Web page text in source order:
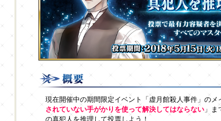
現在開催中の期間限定イベント「虚月館殺人事件」のメ
されていない手がかりを使って解決してはならない 」
の真犯人を推理して投票しよう！